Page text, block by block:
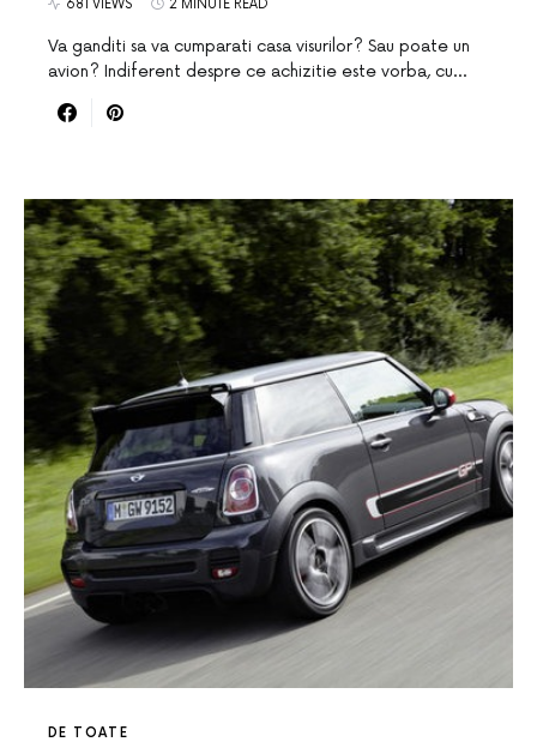
681 VIEWS 2 MINUTE READ
Va ganditi sa va cumparati casa visurilor? Sau poate un
avion? Indiferent despre ce achizitie este vorba, cu…
DE TOATE